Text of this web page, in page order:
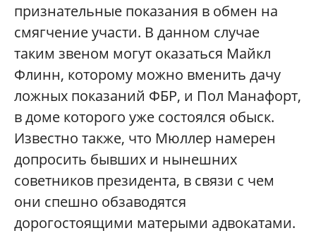
признательные показания в обмен на
смягчение участи. В данном случае
таким звеном могут оказаться Майкл
Флинн, которому можно вменить дачу
ложных показаний ФБР, и Пол Манафорт,
в доме которого уже состоялся обыск.
Известно также, что Мюллер намерен
допросить бывших и нынешних
советников президента, в связи с чем
они спешно обзаводятся
дорогостоящими матерыми адвокатами.